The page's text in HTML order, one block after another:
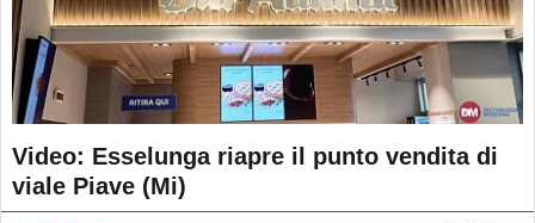
Video: Esselunga riapre il punto vendita di
viale Piave (Mi)